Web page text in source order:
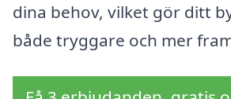
dina behov, vilket gör ditt
både tryggare och mer